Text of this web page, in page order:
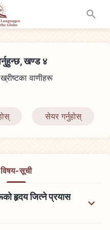
खण्ड ४
वाणीहरू
सेयर गर्नुहोस्
विषय-सूची
हृदय जित्ने प्रयास